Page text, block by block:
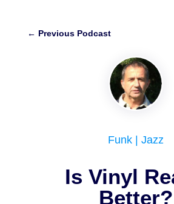
← Previous Podcast
Funk| Jazz
Is Vinyl
Better?